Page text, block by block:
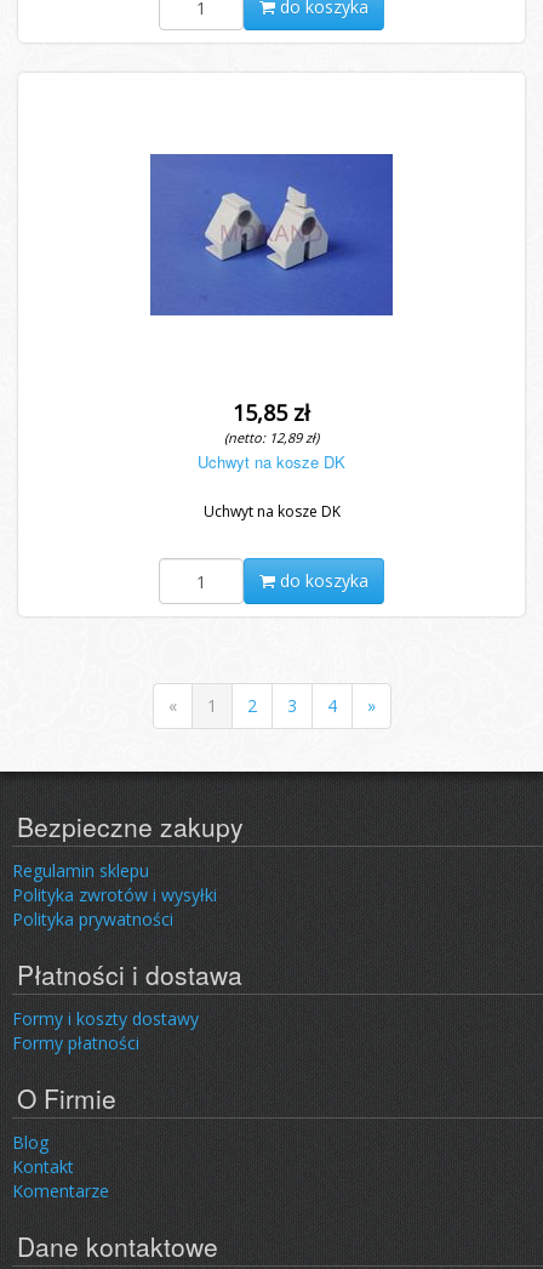
do koszyka
15,85 zł
(netto: 12,89 zł)
Uchwyt na kosze DK
Uchwyt na kosze DK
do koszyka
« 1 2 3 4 »
Bezpieczne zakupy
Regulamin sklepu
Polityka zwrotów i wysyłki
Polityka prywatności
Płatności i dostawa
Formy i koszty dostawy
Formy płatności
O Firmie
Blog
Kontakt
Komentarze
Dane kontaktowe